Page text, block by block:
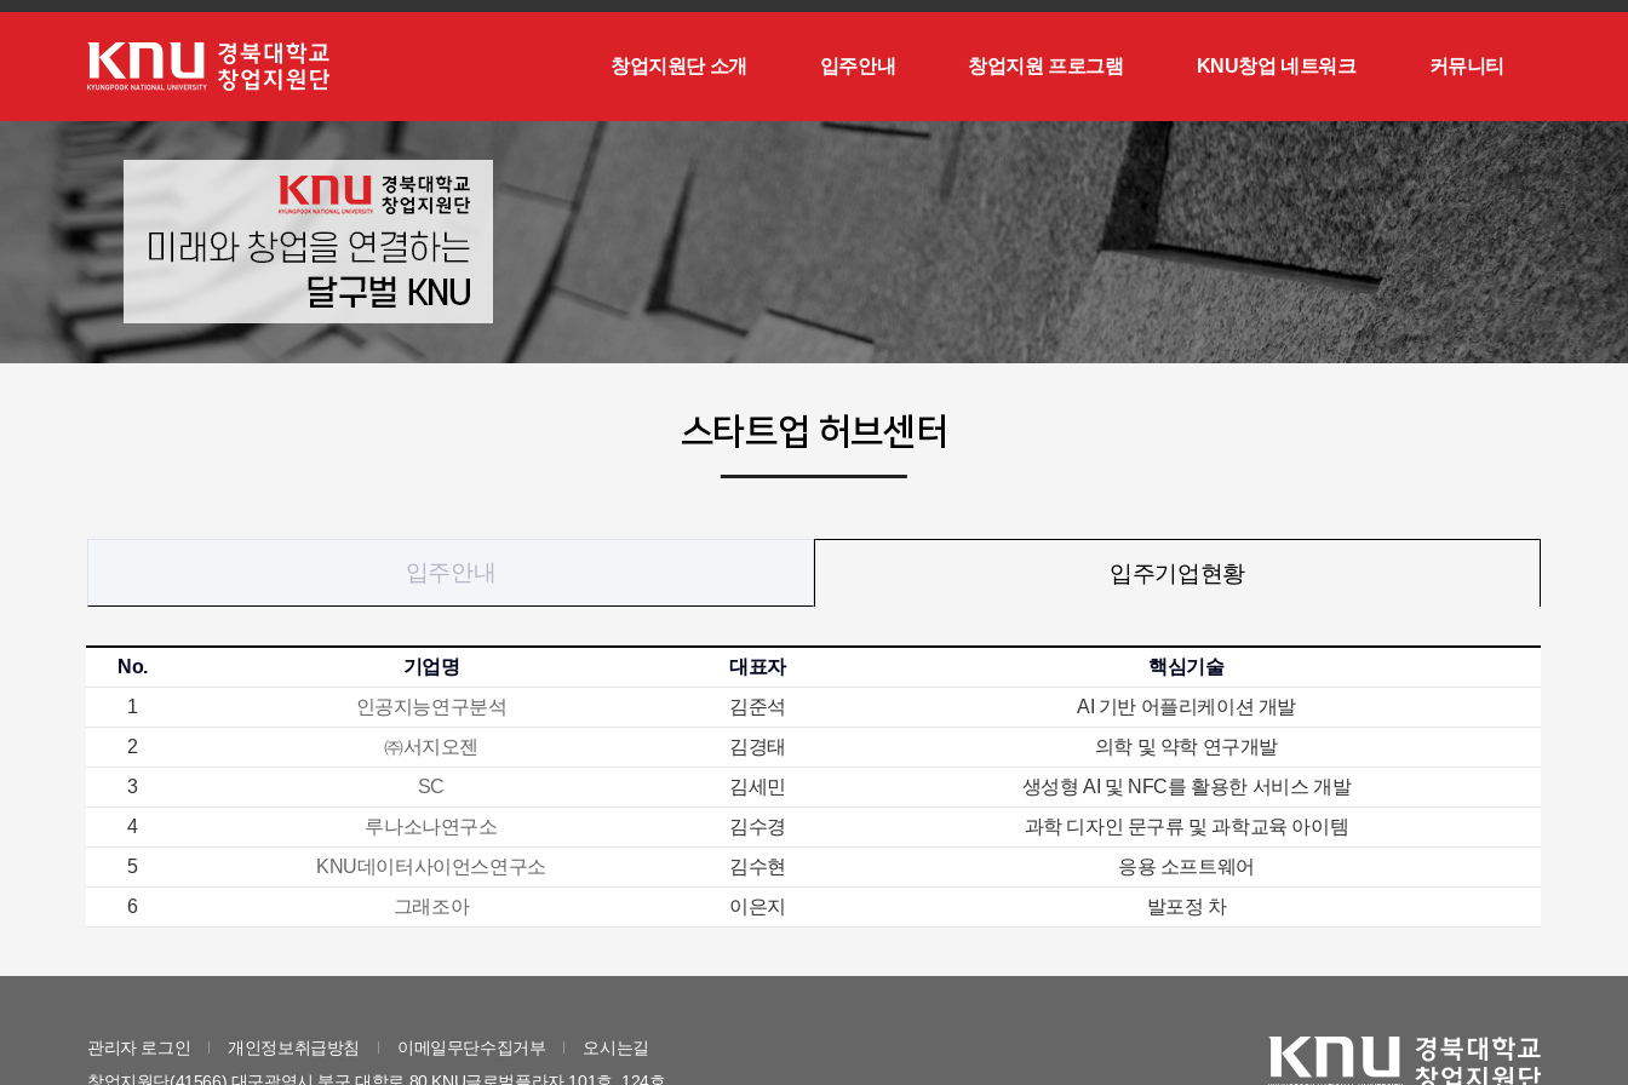
창업지원단 소개 입주안내 창업지원 프로그램 KNU창업 네트워크 커뮤니티
스타트업 허브센터
입주안내 입주기업현황
No. 기업명 대표자
핵심기술
1
인공지능연구분석 김준석
AI 기반 어플리케이션 개발
2
㈜서지오젠 김경태
의학 및 약학 연구개발
3
SC 김세민
생성형 AI 및 NFC를 활용한 서비스 개발
4
루나소나연구소 김수경
과학 디자인 문구류 및 과학교육 아이템
5
KNU데이터사이언스연구소 김수현
응용 소프트웨어
6
그래조아 이은지 발포정 차
관리자 로그인 개인정보취급방침 이메일무단수집거부
오시는길